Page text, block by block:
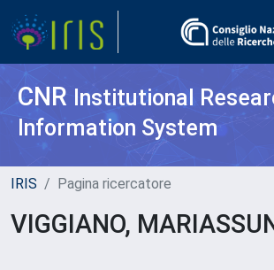
CNR Institutional
Information System
IRIS Pagina ricercatore
VIGGIANO,